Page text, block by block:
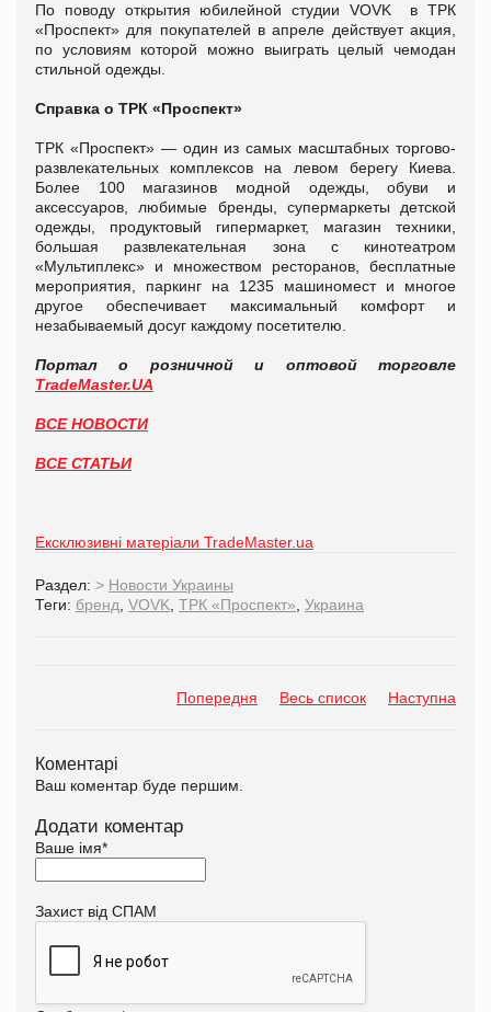
По поводу открытия юбилейной студии VOVK в ТРК
«Проспект» для покупателей в апреле действует акция,
по условиям которой можно выиграть целый чемодан
стильной одежды.
Справка о ТРК «Проспект»
ТРК «Проспект» — один из самых масштабных торгово-
развлекательных комплексов на левом берегу Киева.
Более 100 магазинов модной одежды, обуви и
аксессуаров, любимые бренды, супермаркеты детской
одежды, продуктовый гипермаркет, магазин техники,
большая развлекательная зона с кинотеатром
«Мультиплекс» и множеством ресторанов, бесплатные
мероприятия, паркинг на 1235 машиномест и многое
другое обеспечивает максимальный комфорт и
незабываемый досуг каждому посетителю.
Портал о розничной и оптовой торговле
TradeMaster.UA
ВСЕ НОВОСТИ
ВСЕ СТАТЬИ
Ексклюзивні матеріали TradeMaster.ua
Раздел: > Новости Украины
Теги: бренд VOVK ТРК «Проспект» Украина
Попередня Весь список Наступна
Коментарі
Ваш коментар буде першим.
Додати коментар
Ваше імя*
Захист від СПАМ